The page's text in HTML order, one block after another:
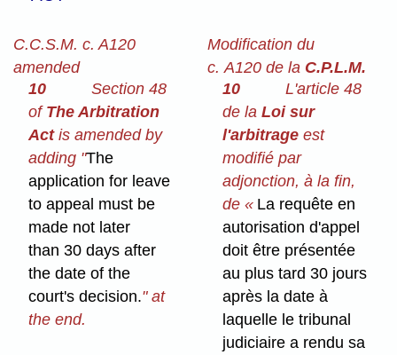
C.C.S.M. c. A120
amended
10
Section 48
of The Arbitration
Actis amended by
adding "The
application for leave
to appeal must be
made not later
than 30 days after
the date of the
court's decision." at
the end.
Modification du
c. A120 de la C.P.L.M.
10
L'article 48
de laLoi sur
l'arbitrage est
modifié par
adjonction, à la fin,
de « La requête en
autorisation d'appel
doit être présentée
au plus tard 30 jours
après la date à
laquelle le tribunal
judiciaire a rendu sa